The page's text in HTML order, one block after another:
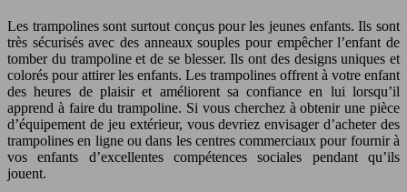
Les trampolines sont surtout conçus pour les jeunes enfants. Ils sont
très sécurisés avec des anneaux souples pour empêcher l’enfant de
tomber du trampoline et de se blesser. Ils ont des designs uniques et
colorés pour attirer les enfants. Les trampolines offrent à votre enfant
des heures de plaisir et améliorent sa confiance en lui lorsqu’il
apprend à faire du trampoline. Si vous cherchez à obtenir une pièce
d’équipement de jeu extérieur, vous devriez envisager d’acheter des
trampolines en ligne ou dans les centres commerciaux pour fournir à
vos enfants d’excellentes compétences sociales pendant qu’ils
jouent.